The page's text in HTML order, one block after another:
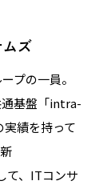
ムズ
プの一員。
基盤「intra-
績を持って
て、ITコンサ